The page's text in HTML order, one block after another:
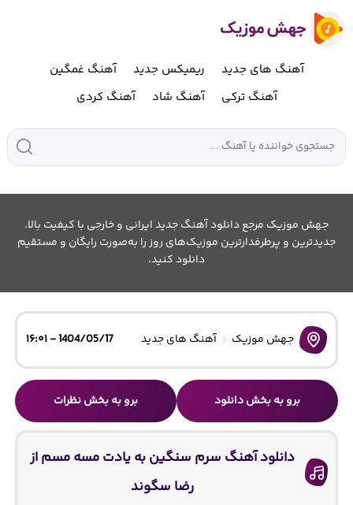
آهنگ های جدید ریمیکس جدید
آهنگ غمگین
آهنگ ترکی
آهنگ شاد آهنگ کردی
جهش موزیک مرجع دانلود آهنگ جدید ایرانی و خارجی با کیفیت بالا.
جدیدترین و پرطرفدارترین موزیک‌های روز را به‌صورت رایگان و مستقیم
دانلود کنید.
جهش موزیک آهنگ های جدید 1404/05/17 - ۱۶:۰۱
برو به بخش دانلود برو به بخش نظرات
دانلود آهنگ سرم سنگین به یادت مسه مسم از
رضا سگوند